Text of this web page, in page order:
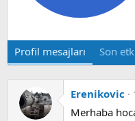
Profil mesajları Son
Erenikovic
Merhaba